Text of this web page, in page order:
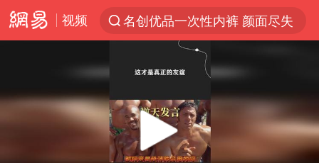
视频
名创优品一次性内裤 颜面尽失
解锁各地夏日限定体验
台风白海豚闭眼浙江上海处于危险半圆
香港宏福苑火灾或由烟头引起
网约车司机充电时猝死保险拒赔